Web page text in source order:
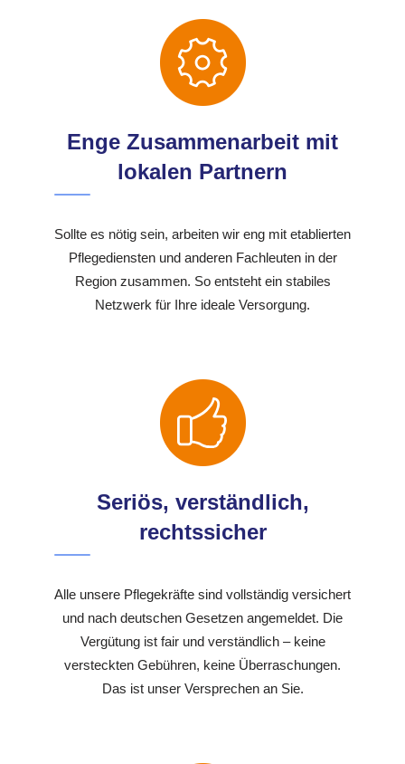
Enge Zusammenarbeit mit
lokalen Partnern
Sollte es nötig sein, arbeiten wir eng mit etablierten
Pflegediensten und anderen Fachleuten in der
Region zusammen. So entsteht ein stabiles
Netzwerk für Ihre ideale Versorgung.
Seriös, verständlich,
rechtssicher
Alle unsere Pflegekräfte sind vollständig versichert
und nach deutschen Gesetzen angemeldet. Die
Vergütung ist fair und verständlich – keine
versteckten Gebühren, keine Überraschungen.
Das ist unser Versprechen an Sie.